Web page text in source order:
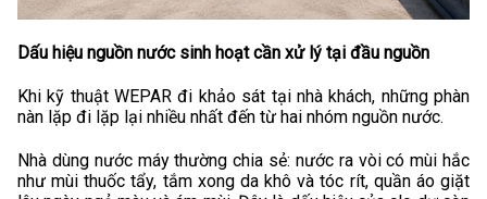
Dấu hiệu nguồn nước sinh hoạt cần xử lý tại đầu nguồn
Khi kỹ thuật WEPAR đi khảo sát tại nhà khách, những phàn
nàn lặp đi lặp lại nhiều nhất đến từ hai nhóm nguồn nước.
Nhà dùng nước máy thường chia sẻ: nước ra vòi có mùi hắc
như mùi thuốc tẩy, tắm xong da khô và tóc rít, quần áo giặt